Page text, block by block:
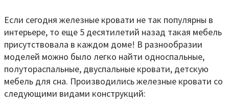
Если сегодня железные кровати не так популярны в
интерьере, то еще 5 десятилетий назад такая мебель
присутствовала в каждом доме! В разнообразии
моделей можно было легко найти односпальные,
полутораспальные, двуспальные кровати, детскую
мебель для сна. Производились железные кровати со
следующими видами конструкций: